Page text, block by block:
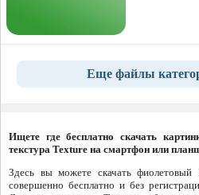
Еще файлы
Ищете где бесплатно скачать
текстура Texture на смартфон или
Здесь вы можете скачать фиолетовый
совершенно бесплатно и без